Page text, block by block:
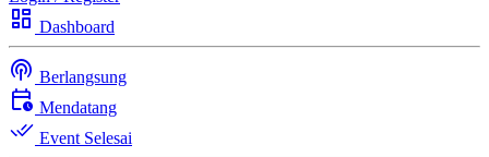
dashboard Dashboard
podcasts Berlangsung
calendar_clock Mendatang
done_all Event Selesai